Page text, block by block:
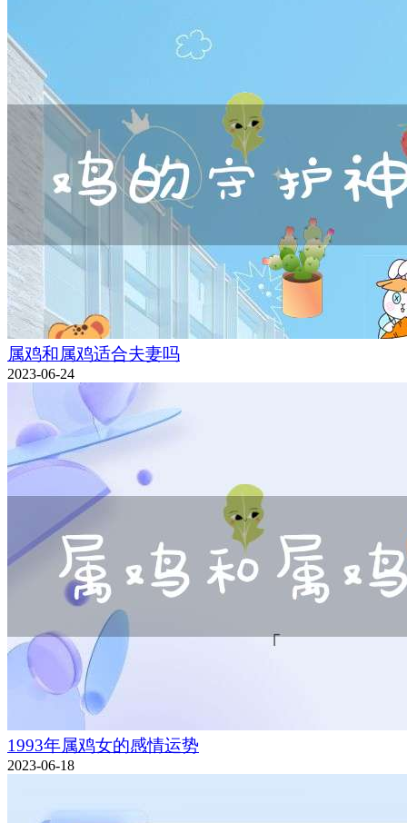
属鸡和属鸡适合夫妻吗
2023-06-24
1993年属鸡女的感情运势
2023-06-18